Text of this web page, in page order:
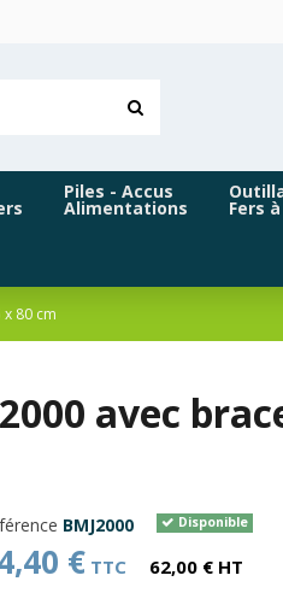
Piles - Accus
Alimentations Fers
80 cm
avec
BMJ2000 Disponible
€ TTC 62,00 € HT